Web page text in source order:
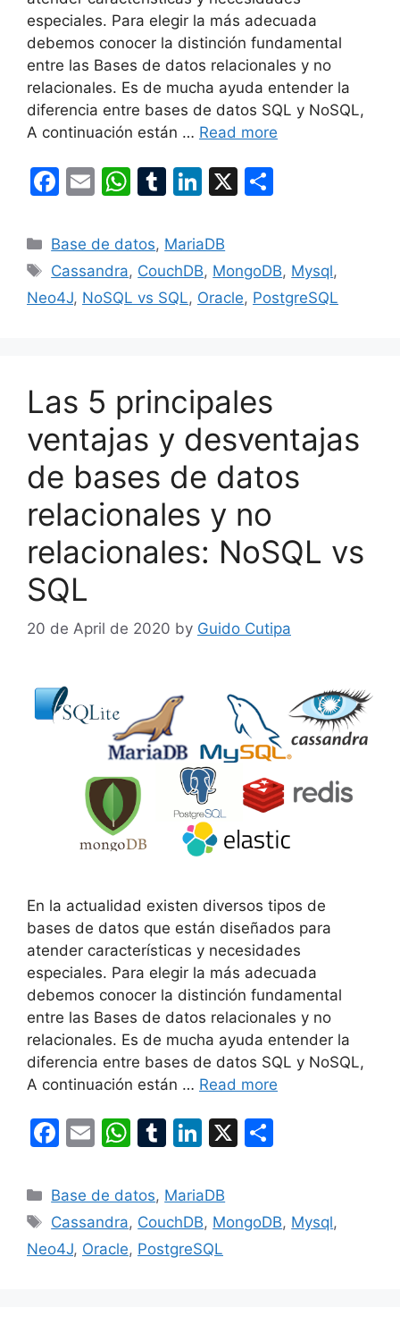
especiales. Para elegir la más adecuada
debemos conocer la distinción fundamental
entre las Bases de datos relacionales y no
relacionales. Es de mucha ayuda entender la
diferencia entre bases de datos SQL y NoSQL,
A continuación están … Read more
F
c
e
b
E
ai
l
W
at
s
A
T
m
bl
r
Li
k
e
dI
X
e
Categories
Base de datos, MariaDB
Tags
Cassandra, CouchDB, MongoDB, Mysql,
Neo4J, NoSQL vs SQL, Oracle, PostgreSQL
Las 5 principales
ventajas y desventajas
de bases de datos
relacionales y no
relacionales: NoSQL vs
SQL
20 de April de 2020 by Guido Cutipa
En la actualidad existen diversos tipos de
bases de datos que están diseñados para
atender características y necesidades
especiales. Para elegir la más adecuada
debemos conocer la distinción fundamental
entre las Bases de datos relacionales y no
relacionales. Es de mucha ayuda entender la
diferencia entre bases de datos SQL y NoSQL,
A continuación están … Read more
F
c
e
b
E
ai
l
W
at
s
A
T
m
bl
r
Li
k
e
dI
X
e
Categories
Base de datos, MariaDB
Tags
Cassandra, CouchDB, MongoDB, Mysql,
Neo4J, Oracle, PostgreSQL